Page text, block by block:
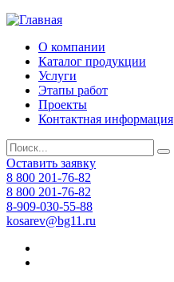
О компании
Каталог продукции
Услуги
Этапы работ
Проекты
Контактная информация
Оставить заявку
8 800 201-76-82
8 800 201-76-82
8-909-030-55-88
kosarev@bg11.ru